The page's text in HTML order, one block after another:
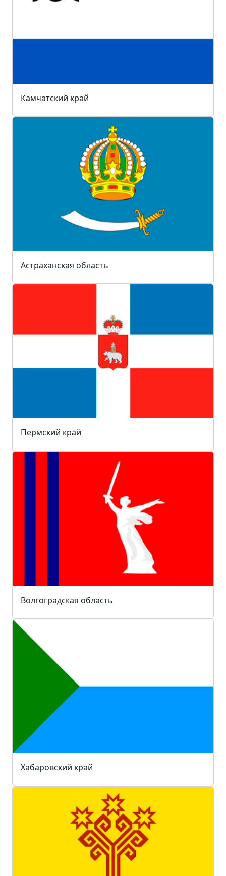
Камчатский край
Астраханская область
Пермский край
Волгоградская область
Хабаровский край